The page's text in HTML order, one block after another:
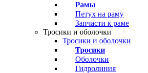
Рамы
Петух на раму
Запчасти к раме
Тросики и оболочки
Тросики и оболочки
Тросики
Оболочки
Гидролиния